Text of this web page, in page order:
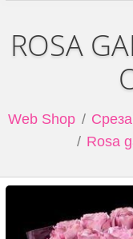
ROSA
Web Shop
Rosa